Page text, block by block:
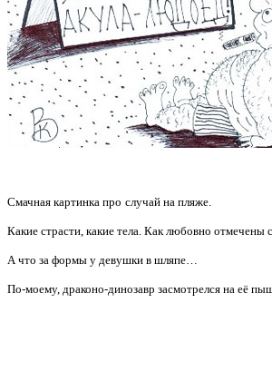
Смачная картинка про случай на пляже.
Какие страсти, какие тела. Как любовно
А что за формы у девушки в шляпе…
По-моему, драконо-динозавр засмотрелся на её